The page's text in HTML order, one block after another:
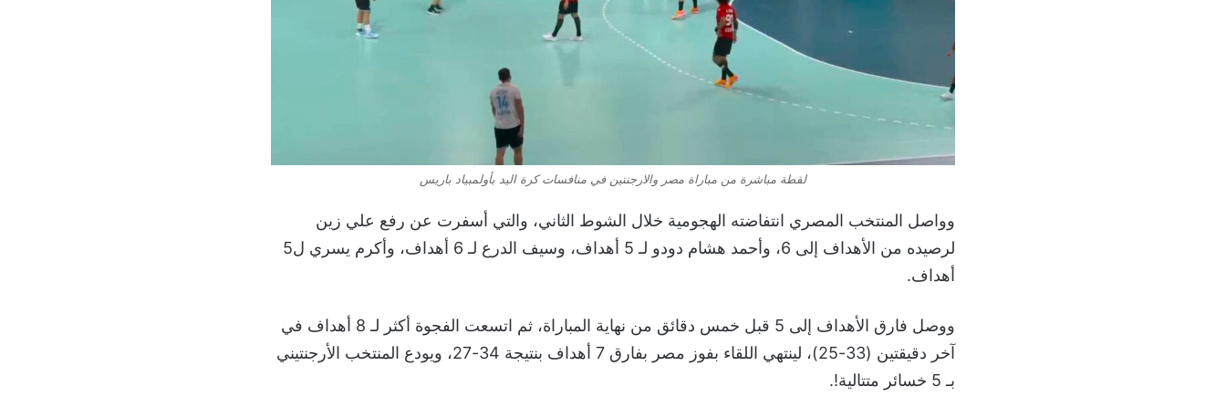
لقطة مباشرة من مباراة مصر والارجنتين في منافسات كرة اليد بأولمبياد باريس
وواصل المنتخب المصري انتفاضته الهجومية خلال الشوط الثاني، والتي أسفرت عن رفع علي زين
لرصيده من الأهداف إلى 6، وأحمد هشام دودو لـ 5 أهداف، وسيف الدرع لـ 6 أهداف، وأكرم يسري ل5
أهداف.
ووصل فارق الأهداف إلى 5 قبل خمس دقائق من نهاية المباراة، ثم اتسعت الفجوة أكثر لـ 8 أهداف في
آخر دقيقتين (33-25)، لينتهي اللقاء بفوز مصر بفارق 7 أهداف بنتيجة 34-27، ويودع المنتخب الأرجنتيني
بـ 5 خسائر متتالية!.